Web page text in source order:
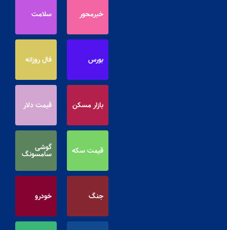
خبرمحور سلامت
بورس فال روزانه
بازار مسکن قیمت دلار
قیمت سکه گوشی
سامسونگ
جنگ خودرو